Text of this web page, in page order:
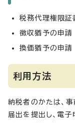
税務代理権限証
徴収猶予の申請
換価猶予の申請
利用方法
納税者のかたは、事
届出を提出し、電